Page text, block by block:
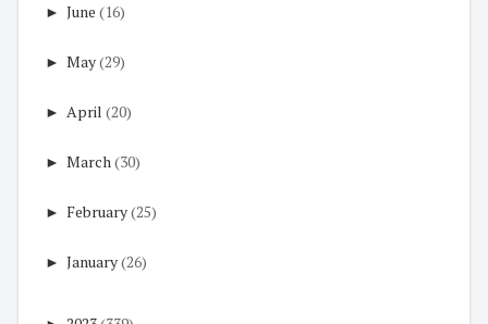
► June (16)
► May(29)
► April (20)
► March(30)
► February(25)
► January(26)